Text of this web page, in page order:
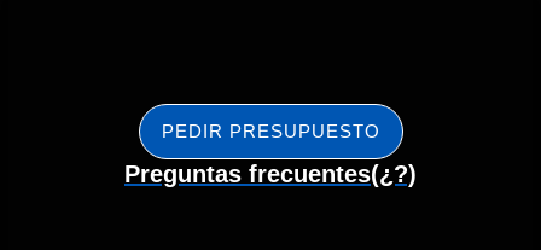
PEDIR PRESUPUESTO
Preguntas frecuentes(¿?)